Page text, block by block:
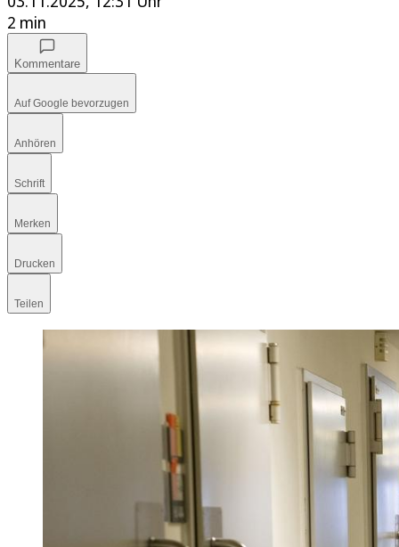
2 min
Kommentare
Auf Google bevorzugen
Anhören
Schrift
Merken
Drucken
Teilen